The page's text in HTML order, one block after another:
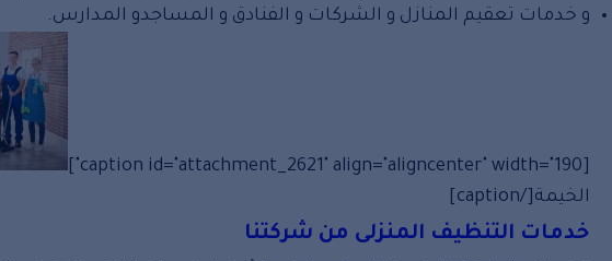
و خدمات تعقيم المنازل و الشركات و الفنادق و المساجدو المدارس.
الخيمة[/caption]
خدمات التنظيف المنزلى من شركتنا